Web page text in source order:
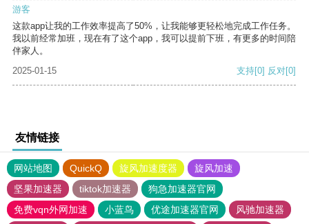
游客
这款app让我的工作效率提高了50%，让我能够更轻松地完成工作任务。
我以前经常加班，现在有了这个app，我可以提前下班，有更多的时间陪
伴家人。
2025-01-15
支持[0] 反对[0]
友情链接
网站地图 QuickQ 旋风加速度器
旋风加速
坚果加速器
tiktok加速器
狗急加速器官网
免费vqn外网加速
小蓝鸟 优途加速器官网
风驰加速器